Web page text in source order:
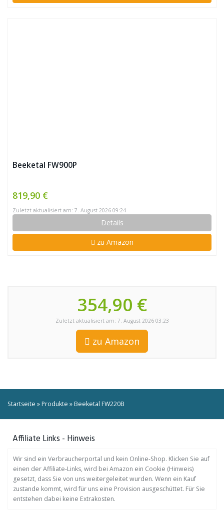
Beeketal FW900P
819,90 €
Zuletzt aktualisiert am: 7. August 2026 09:24
Details
zu Amazon
354,90 €
Zuletzt aktualisiert am: 7. August 2026 03:23
zu Amazon
Startseite »Produkte »Beeketal FW220B
Affiliate Links - Hinweis
Wir sind ein Verbraucherportal und kein Online-Shop. Klicken Sie auf
einen der Affiliate-Links, wird bei Amazon ein Cookie (Hinweis)
gesetzt, dass Sie von uns weitergeleitet wurden. Wenn ein Kauf
zustande kommt, wird für uns eine Provision ausgeschüttet. Für Sie
entstehen dabei keine Extrakosten.